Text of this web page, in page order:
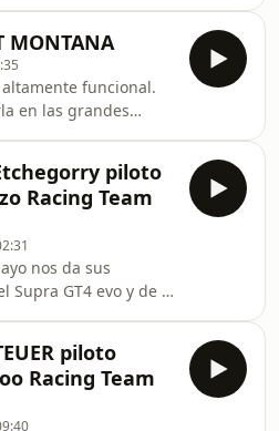
de tu BYD
etc.), y los detalles de
lujo a una familia
El uso de
(IA) en
uno de sus
MONTANA
altamente funcional.
en las grandes
compacto y de
que les soluciona la
en su cotidianidad.
piloto
Racing Team
nos da sus
Supra GT4 evo y de la
piloto
Racing Team